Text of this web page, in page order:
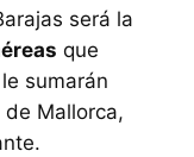
será la
que
sumarán
de Mallorca,